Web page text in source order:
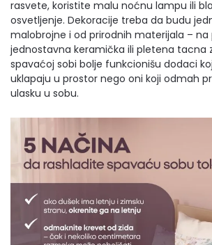
rasvete, koristite malu noćnu lampu ili
osvetljenje. Dekoracije treba da budu
malobrojne i od prirodnih materijala – na
jednostavna keramička ili pletena tacna
spavaćoj sobi bolje funkcionišu dodaci
uklapaju u prostor nego oni koji odmah
ulasku u sobu.